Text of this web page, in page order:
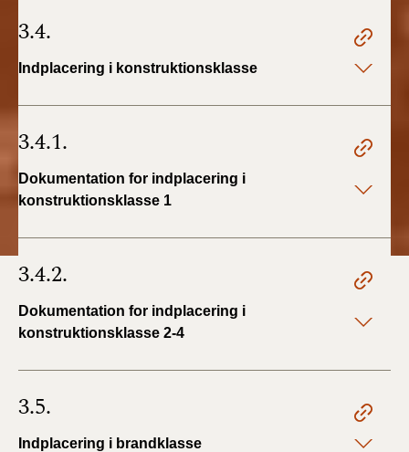
3.4.
Indplacering i konstruktionsklasse
3.4.1.
Dokumentation for indplacering i
konstruktionsklasse 1
3.4.2.
Dokumentation for indplacering i
konstruktionsklasse 2-4
3.5.
Indplacering i brandklasse